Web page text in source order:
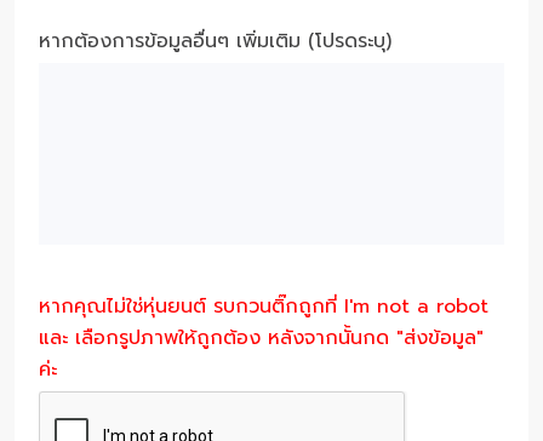
หากต้องการข้อมูลอื่นๆ เพิ่มเติม (โปรดระบุ)
หากคุณไม่ใช่หุ่นยนต์ รบกวนติ๊กถูกที่ I'm not a robot
และ เลือกรูปภาพให้ถูกต้อง หลังจากนั้นกด "ส่งข้อมูล"
ค่ะ